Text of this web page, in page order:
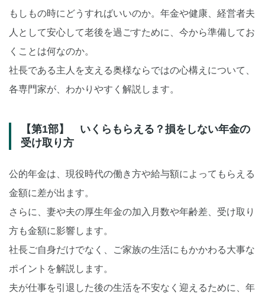
もしもの時にどうすればいいのか。年金や健康、経営者夫
人として安心して老後を過ごすために、今から準備してお
くことは何なのか。
社長である主人を支える奥様ならではの心構えについて、
各専門家が、わかりやすく解説します。
【第1部】 いくらもらえる？損をしない年金の
受け取り方
公的年金は、現役時代の働き方や給与額によってもらえる
金額に差が出ます。
さらに、妻や夫の厚生年金の加入月数や年齢差、受け取り
方も金額に影響します。
社長ご自身だけでなく、ご家族の生活にもかかわる大事な
ポイントを解説します。
夫が仕事を引退した後の生活を不安なく迎えるために、年